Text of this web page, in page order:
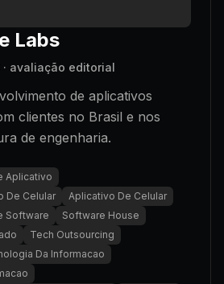
Labs
· avaliação editorial
de aplicativos
clientes no Brasil e nos
de engenharia.
Aplicativo
De Celular
Aplicativo De Celular
Software
Software House
Tech Outsourcing
Da Informacao